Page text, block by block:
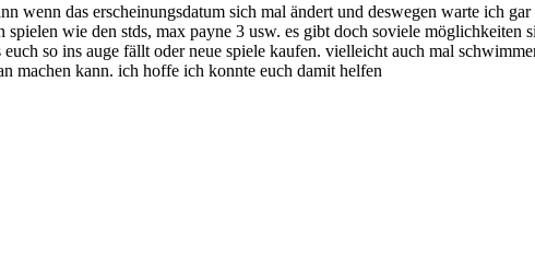
wenn das erscheinungsdatum sich mal ändert und deswegen warte ich
spielen wie den stds, max payne 3 usw. es gibt doch soviele
so ins auge fällt oder neue spiele kaufen. vielleicht auch mal
machen kann. ich hoffe ich konnte euch damit helfen